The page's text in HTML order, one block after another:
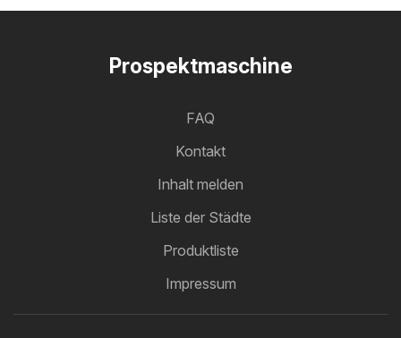
Prospektmaschine
FAQ
Kontakt
Inhalt melden
Liste der Städte
Produktliste
Impressum